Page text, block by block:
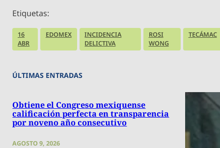
Etiquetas:
16
ABR
EDOMEX
INCIDENCIA
DELICTIVA
ROSI
WONG
TECÁMAC
ÚLTIMAS ENTRADAS
Obtiene el Congreso mexiquense
calificación perfecta en transparencia
por noveno año consecutivo
AGOSTO 9, 2026